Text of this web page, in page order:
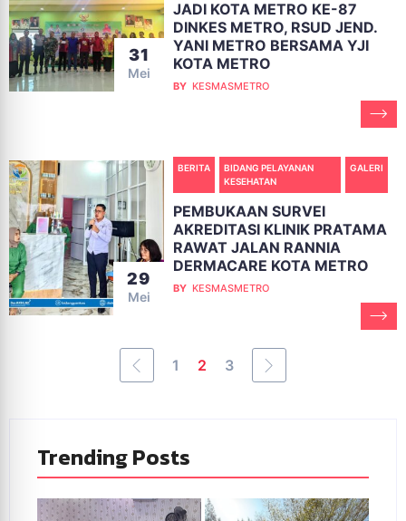
31
Mei
JADI KOTA METRO KE-87
DINKES METRO, RSUD JEND.
YANI METRO BERSAMA YJI
KOTA METRO
BY KESMASMETRO
29
Mei
BERITA
BIDANG PELAYANAN
KESEHATAN
GALERI
PEMBUKAAN SURVEI
AKREDITASI KLINIK PRATAMA
RAWAT JALAN RANNIA
DERMACARE KOTA METRO
BY KESMASMETRO
1 2 3
Trending Posts